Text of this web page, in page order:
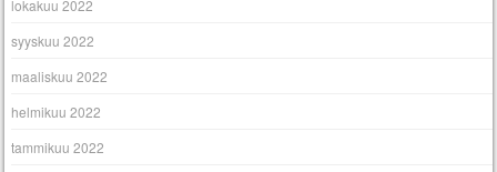
lokakuu 2022
syyskuu 2022
maaliskuu 2022
helmikuu 2022
tammikuu 2022